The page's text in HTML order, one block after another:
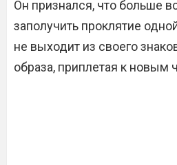
Он признался, что больше
заполучить проклятие
не выходит из своего
образа, приплетая к новым